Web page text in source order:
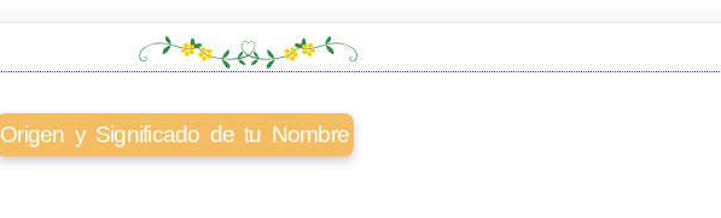
Origen y Significado de tu Nombre